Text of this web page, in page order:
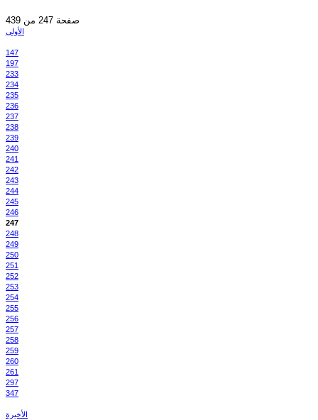
صفحة 247 من 439
الأولى
147
197
233
234
235
236
237
238
239
240
241
242
243
244
245
246
247
248
249
250
251
252
253
254
255
256
257
258
259
260
261
297
347
الأخيرة